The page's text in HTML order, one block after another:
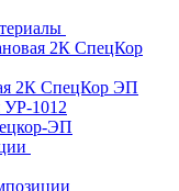
2К СпецКор
2К СпецКор ЭП
УР-1012
ЭП